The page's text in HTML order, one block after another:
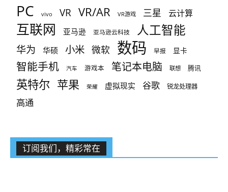
PC vivo VR VR/AR VR游戏 三星 云计算
互联网 亚马逊 亚马逊云科技 人工智能
华为 华硕 小米 微软 数码 早报 显卡
智能手机 汽车 游戏本 笔记本电脑 联想 腾讯
英特尔 苹果 荣耀 虚拟现实 谷歌 锐龙处理器
高通
订阅我们，精彩常在